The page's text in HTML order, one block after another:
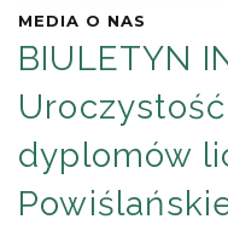
MEDIA O NAS
BIULETYN
dyplomów